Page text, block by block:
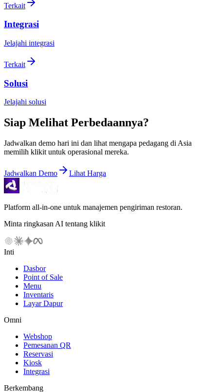
Terkait
Integrasi
Jelajahi integrasi
Terkait
Solusi
Jelajahi solusi
Siap Melihat Perbedaannya?
Jadwalkan demo hari ini dan lihat mengapa pedagang di Asia
memilih klikit untuk operasional mereka.
Jadwalkan Demo Lihat Harga
Platform all-in-one untuk manajemen pengiriman restoran.
Minta ringkasan AI tentang klikit
Inti
Dasbor
Point of Sale
Menu
Inventaris
Layar Dapur
Omni
Webshop
Pemesanan QR
Reservasi
Kiosk
Integrasi
Berkembang